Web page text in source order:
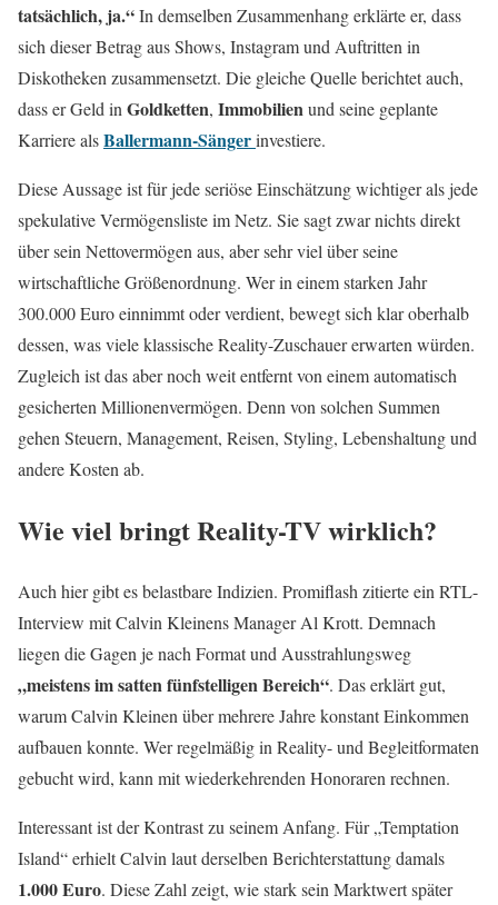
tatsächlich, ja.“In demselben Zusammenhang erklärte er, dass
sich dieser Betrag aus Shows, Instagram und Auftritten in
Diskotheken zusammensetzt. Die gleiche Quelle berichtet auch,
dass er Geld in Goldketten, Immobilienund seine geplante
Karriere alsBallermann-Sängerinvestiere.
Diese Aussage ist für jede seriöse Einschätzung wichtiger als jede
spekulative Vermögensliste im Netz. Sie sagt zwar nichts direkt
über sein Nettovermögen aus, aber sehr viel über seine
wirtschaftliche Größenordnung. Wer in einem starken Jahr
300.000 Euro einnimmt oder verdient, bewegt sich klar oberhalb
dessen, was viele klassische Reality-Zuschauer erwarten würden.
Zugleich ist das aber noch weit entfernt von einem automatisch
gesicherten Millionenvermögen. Denn von solchen Summen
gehen Steuern, Management, Reisen, Styling, Lebenshaltung und
andere Kosten ab.
Wie viel bringt Reality-TV wirklich?
Auch hier gibt es belastbare Indizien. Promiflash zitierte ein RTL-
Interview mit Calvin Kleinens Manager Al Krott. Demnach
liegen die Gagen je nach Format und Ausstrahlungsweg
„meistens im satten fünfstelligen Bereich“. Das erklärt gut,
warum Calvin Kleinen über mehrere Jahre konstant Einkommen
aufbauen konnte. Wer regelmäßig in Reality- und Begleitformaten
gebucht wird, kann mit wiederkehrenden Honoraren rechnen.
Interessant ist der Kontrast zu seinem Anfang. Für „Temptation
Island“ erhielt Calvin laut derselben Berichterstattung damals
1.000 Euro. Diese Zahl zeigt, wie stark sein Marktwert später